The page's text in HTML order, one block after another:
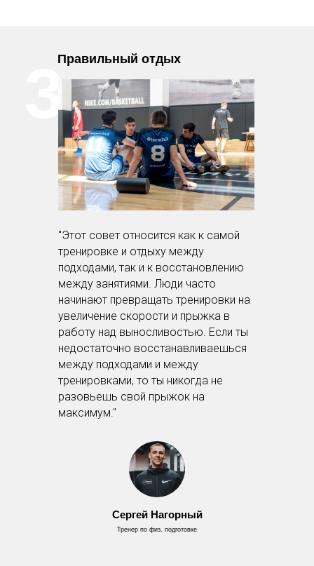
Сергей Нагорный
Тренер по физ. подготовке
3.
Правильный отдых
"Этот совет относится как к самой
тренировке и отдыху между
подходами, так и к восстановлению
между занятиями. Люди часто
начинают превращать тренировки на
увеличение скорости и прыжка в
работу над выносливостью. Если ты
недостаточно восстанавливаешься
между подходами и между
тренировками, то ты никогда не
разовьешь свой прыжок на
максимум."